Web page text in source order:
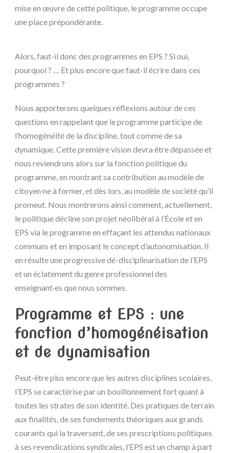
mise en œuvre de cette politique, le programme occupe
une place prépondérante.
Alors, faut-il donc des programmes en EPS ? Si oui,
pourquoi ? … Et plus encore que faut-il écrire dans ces
programmes ?
Nous apporterons quelques réflexions autour de ces
questions en rappelant que le programme participe de
l’homogénéité de la discipline, tout comme de sa
dynamique. Cette première vision devra être dépassée et
nous reviendrons alors sur la fonction politique du
programme, en montrant sa contribution au modèle de
citoyen·ne à former, et dès lors, au modèle de société qu’il
promeut. Nous montrerons ainsi comment, actuellement,
le politique décline son projet néolibéral à l’École et en
EPS via le programme en effaçant les attendus nationaux
communs et en imposant le concept d’autonomisation. Il
en résulte une progressive dé-disciplinarisation de l’EPS
et un éclatement du genre professionnel des
enseignant·es que nous sommes.
Programme et EPS : une
fonction d’homogénéisation
et de dynamisation
Peut-être plus encore que les autres disciplines scolaires,
l’EPS se caractérise par un bouillonnement fort quant à
toutes les strates de son identité. Des pratiques de terrain
aux finalités, de ses fondements théoriques aux grands
courants qui la traversent, de ses prescriptions politiques
à ses revendications syndicales, l’EPS est un champ à part